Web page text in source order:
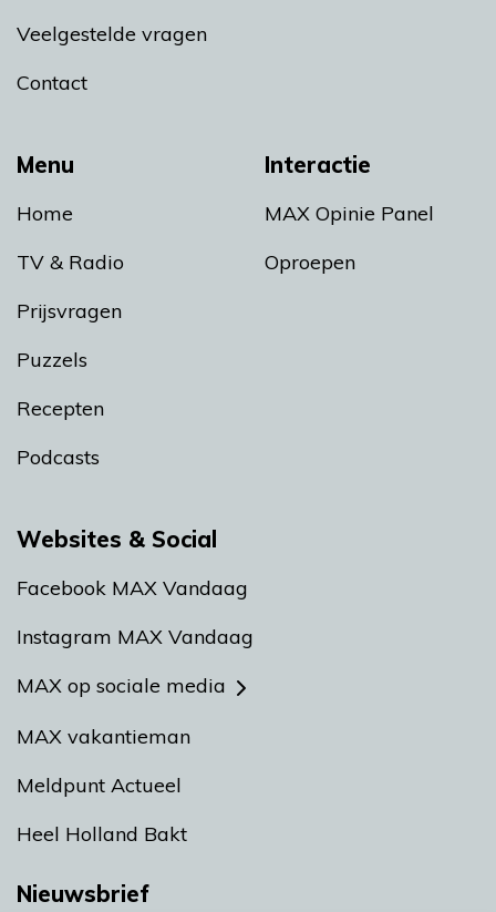
Menu
Home
TV & Radio
Prijsvragen
Puzzels
Recepten
Podcasts
Interactie
MAX Opinie Panel
Oproepen
Veelgestelde vragen
Contact
Websites & Social
Facebook MAX Vandaag
Instagram MAX Vandaag
MAX op sociale media
MAX vakantieman
Meldpunt Actueel
Heel Holland Bakt
Nieuwsbrief